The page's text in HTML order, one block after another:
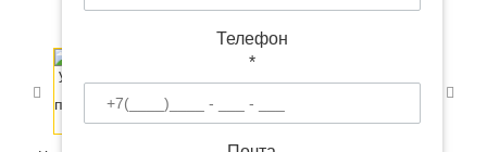
Телефон
*